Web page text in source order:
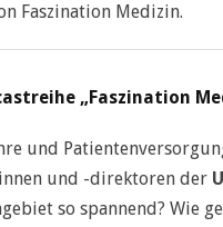
Faszination Medizin.
„Faszination
und
und -direktoren der
so spannend? Wie